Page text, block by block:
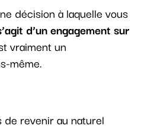
décision à laquelle vous
d’un engagement sur
vraiment un
même.
de revenir au naturel